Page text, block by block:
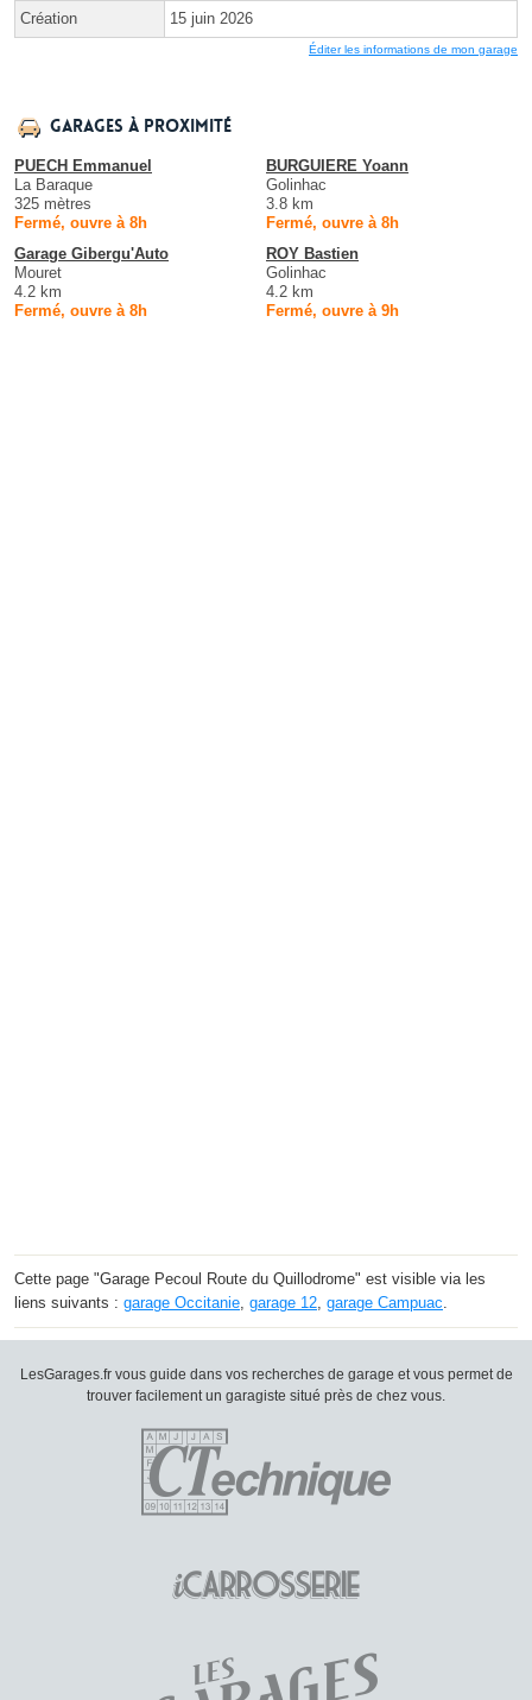
Création 15 juin 2026
Éditer les informations de mon garage
Garages à proximité
PUECH Emmanuel
La Baraque
325 mètres
Fermé, ouvre à 8h
BURGUIERE Yoann
Golinhac
3.8 km
Fermé, ouvre à 8h
Garage Gibergu'Auto
Mouret
4.2 km
Fermé, ouvre à 8h
ROY Bastien
Golinhac
4.2 km
Fermé, ouvre à 9h
Cette page "Garage Pecoul Route du Quillodrome" est visible via les
liens suivants : garage Occitanie, garage 12, garage Campuac.
LesGarages.fr vous guide dans vos recherches de garage et vous permet de
trouver facilement un garagiste situé près de chez vous.